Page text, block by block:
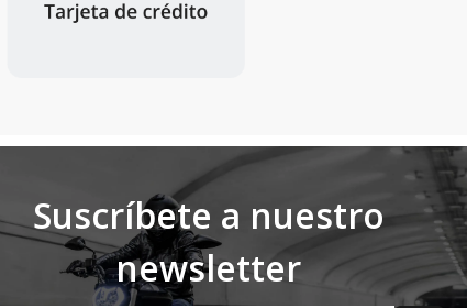
Suscríbete a nuestro
newsletter